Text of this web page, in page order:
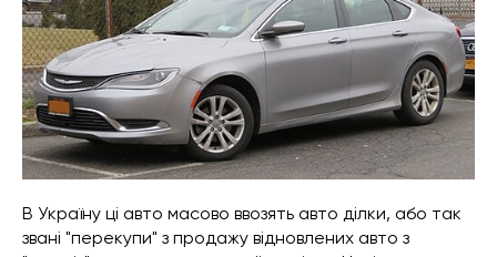
В Україну ці авто масово ввозять авто ділки, або так
звані "перекупи" з продажу відновлених авто з